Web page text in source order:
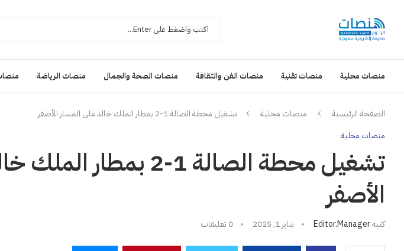
منصات محلية منصات تقنية منصات الفن والثقافة منصات الصحة والجمال منصات الرياضة
الصفحة الرئيسية منصات محلية تشغيل محطة الصالة 1-2 بمطار الملك خالد على المسار الأصفر
منصات محلية
تشغيل محطة الصالة 1-2
الأصفر
كتبهEditor.manager يناير 1, 2025 0 تعليقات